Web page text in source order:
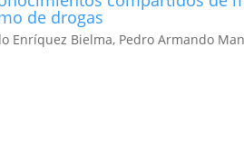
de drogas
Enríquez Bielma, Pedro Armando